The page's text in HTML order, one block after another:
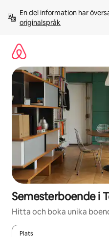
innehåll
En del information har
originalspråk
Semesterboende i
Hitta och boka unika
Plats